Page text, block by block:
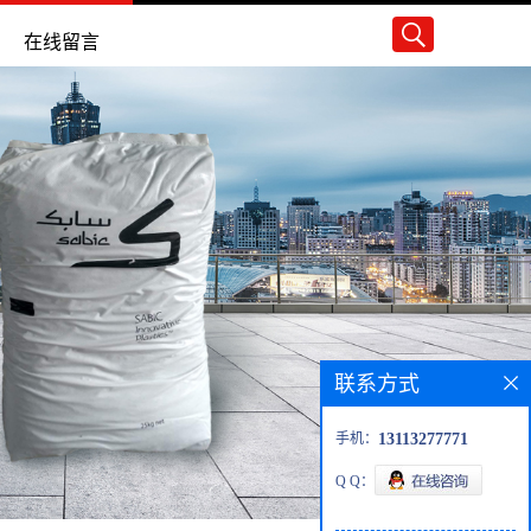
在线留言
联系方式
手机： 13113277771
Q Q：